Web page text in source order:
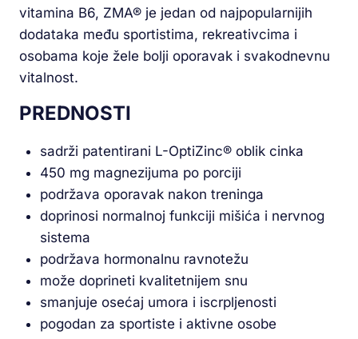
vitamina B6, ZMA® je jedan od najpopularnijih
dodataka među sportistima, rekreativcima i
osobama koje žele bolji oporavak i svakodnevnu
vitalnost.
PREDNOSTI
sadrži patentirani L-OptiZinc® oblik cinka
450 mg magnezijuma po porciji
podržava oporavak nakon treninga
doprinosi normalnoj funkciji mišića i nervnog
sistema
podržava hormonalnu ravnotežu
može doprineti kvalitetnijem snu
smanjuje osećaj umora i iscrpljenosti
pogodan za sportiste i aktivne osobe